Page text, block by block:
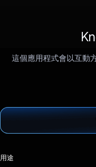
這個應用程式會以互動
用途